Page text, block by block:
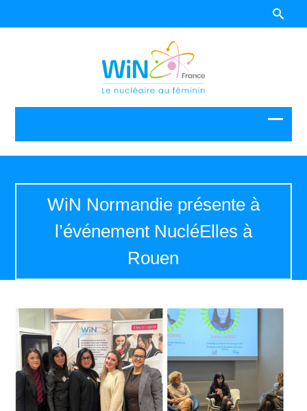
WiN Normandie présente à
l’événement NucléElles à
Rouen